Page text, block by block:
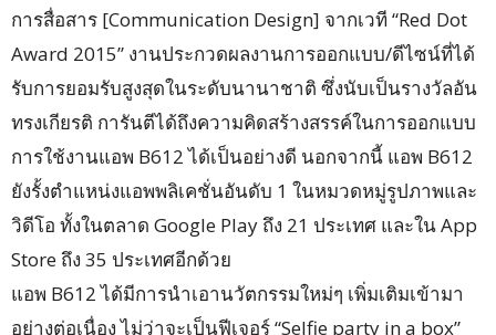
การสื่อสาร [Communication Design] จากเวที “Red Dot
Award 2015” งานประกวดผลงานการออกแบบ/ดีไซน์ที่ได้
รับการยอมรับสูงสุดในระดับนานาชาติ ซึ่งนับเป็นรางวัลอัน
ทรงเกียรติ การันตีได้ถึงความคิดสร้างสรรค์ในการออกแบบ
การใช้งานแอพ B612 ได้เป็นอย่างดี นอกจากนี้ แอพ B612
ยังรั้งตำแหน่งแอพพลิเคชั่นอันดับ 1 ในหมวดหมู่รูปภาพและ
วิดีโอ ทั้งในตลาด Google Play ถึง 21 ประเทศ และใน App
Store ถึง 35 ประเทศอีกด้วย
แอพ B612 ได้มีการนำเอานวัตกรรมใหม่ๆ เพิ่มเติมเข้ามา
อย่างต่อเนื่อง ไม่ว่าจะเป็นฟีเจอร์ “Selfie party in a box”